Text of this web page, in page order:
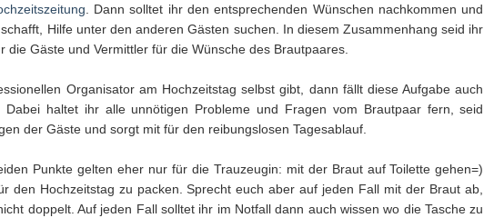
. Dann solltet ihr den entsprechenden Wünschen nachkommen und
Hilfe unter den anderen Gästen suchen. In diesem Zusammenhang seid ihr
die Gäste und Vermittler für die Wünsche des Brautpaares.
Organisator am Hochzeitstag selbst gibt, dann fällt diese Aufgabe auch
haltet ihr alle unnötigen Probleme und Fragen vom Brautpaar fern, seid
der Gäste und sorgt mit für den reibungslosen Tagesablauf.
Punkte gelten eher nur für die Trauzeugin: mit der Braut auf Toilette gehen=)
den Hochzeitstag zu packen. Sprecht euch aber auf jeden Fall mit der Braut ab,
doppelt. Auf jeden Fall solltet ihr im Notfall dann auch wissen wo die Tasche zu